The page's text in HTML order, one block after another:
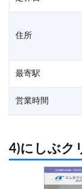
住所
最寄駅
営業時間
4)にしぶク